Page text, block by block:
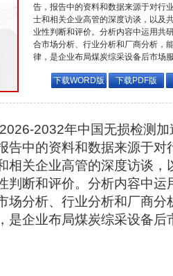
告，报告中的资料和数据来源于对行
士和相关企业高管的深度访谈，以及
业性判断和评价。分析内容中运用共
合市场分析、行业分析和厂商分析，
律，是企业布局煤炭综采设备后市场
下载WORD版 下载PDF版
2032年中国无损检测
告中的资料和数据来源于对
相关企业高管的深度访谈，
判断和评价。分析内容中运
场分析、行业分析和厂商分
是企业布局煤炭综采设备后